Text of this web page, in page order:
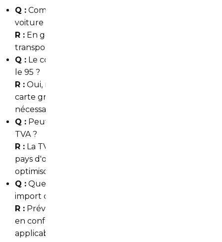
Q : Combien de temps prend l'import d'une
voiture depuis l'Allemagne vers Sarcelles ?
R : En général 3 à 8 semaines selon les démarches,
transport et délais administratifs.
Q : Le courtier s'occupe-t-il de la carte grise dans
le 95 ?
R : Oui, nous prenons en charge la demande de
carte grise pour le Val-d'Oise et les documents
nécessaires.
Q : Peut-on importer une voiture sans payer la
TVA ?
R : La TVA dépend du statut du vendeur et du
pays d'origine ; nous vérifions la situation et
optimisons la fiscalité.
Q : Quels coûts cachés faut-il prévoir pour un
import d'occasion ?
R : Prévoir transport, éventuelles réparations, mise
en conformité, frais d'immatriculation et, si
applicable, la TVA ou droits de douane.